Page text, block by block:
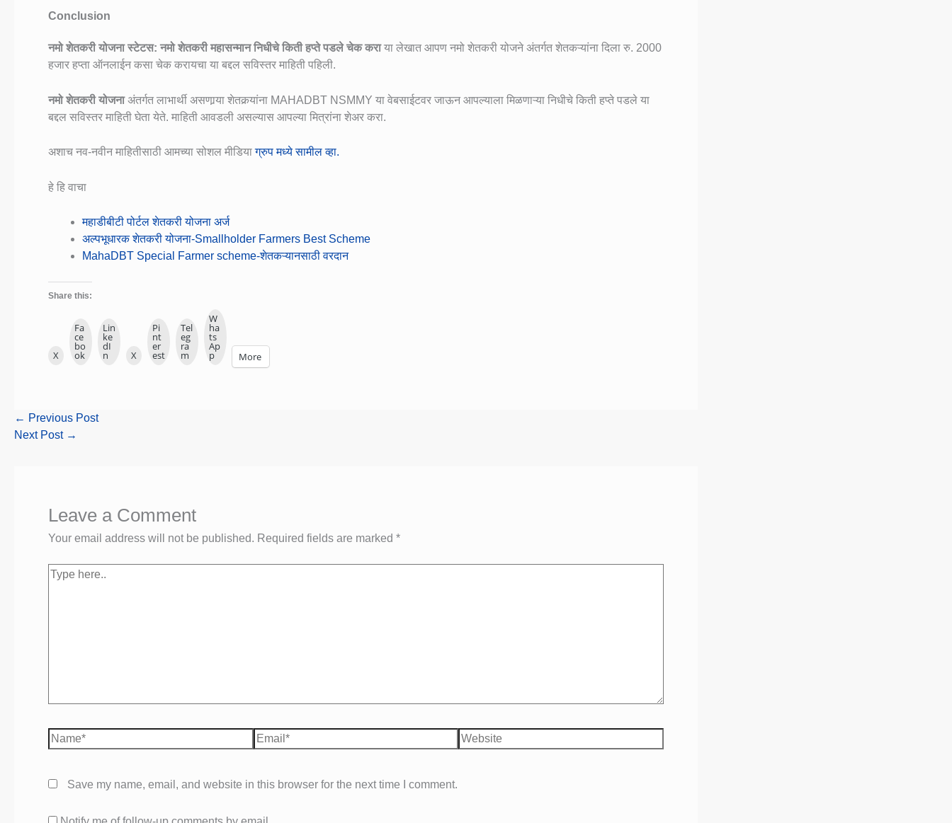
Conclusion
नमो शेतकरी योजना स्टेटस: नमो शेतकरी महासन्मान निधीचे किती हप्ते पडले चेक कराया लेखात आपण नमो शेतकरी योजने अंतर्गत शेतकऱ्यांना दिला रु. 2000
हजार हप्ता ऑनलाईन कसा चेक करायचा या बद्दल सविस्तर माहिती पहिली.
नमो शेतकरी योजनाअंतर्गत लाभार्थी असणार्‍या शेतकर्‍यांना MAHADBT NSMMY या वेबसाईटवर जाऊन आपल्याला मिळणाऱ्या निधीचे किती हप्ते पडले या
बद्दल सविस्तर माहिती घेता येते. माहिती आवडली असल्यास आपल्या मित्रांना शेअर करा.
अशाच नव-नवीन माहितीसाठी आमच्या सोशल मीडियाग्रुप मध्ये सामील व्हा.
हे हि वाचा
महाडीबीटी पोर्टल शेतकरी योजना अर्ज
अल्पभूधारक शेतकरी योजना-Smallholder Farmers Best Scheme
MahaDBT Special Farmer scheme-शेतकऱ्यानसाठी वरदान
Share this:
X
Fa
ce
bo
ok
Lin
ke
dI
n X
Pi
nt
er
est
Tel
eg
ra
m
W
ha
ts
Ap
p More
← Previous Post
Next Post →
Leave a Comment
Your email address will not be published. Required fields are marked *
Type
Name* Email* Website
Save my name, email, and website in this browser for the next time I comment.